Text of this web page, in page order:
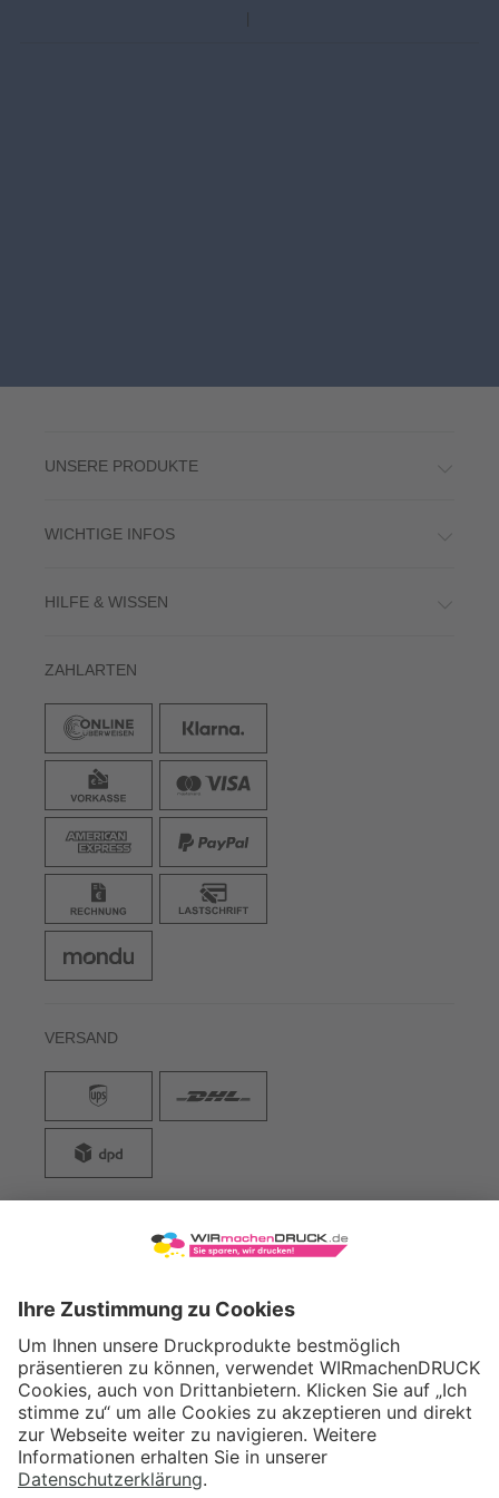
UNSERE PRODUKTE
WICHTIGE INFOS
HILFE & WISSEN
ZAHLARTEN
VERSAND
WIRmachenDRUCK GmbH
71522 Backnang
Tel.: +49 (0) 711 995 982 - 20
Fax: +49 (0) 711 995 982 - 21
SOCIAL MEDIA